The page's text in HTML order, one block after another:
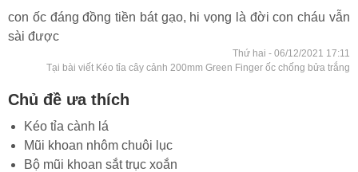
con ốc đáng đồng tiền bát gạo, hi vọng là đời con cháu vẫn
sài được
Thứ hai - 06/12/2021 17:11
Tại bài viết Kéo tỉa cây cảnh 200mm Green Finger ốc chống bửa trắng
Chủ đề ưa thích
Kéo tỉa cành lá
Mũi khoan nhôm chuôi lục
Bộ mũi khoan sắt trục xoắn